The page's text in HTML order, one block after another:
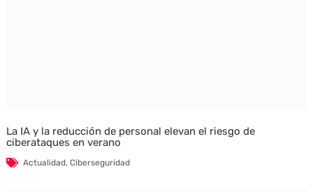
La IA y la reducción de personal elevan el riesgo de
ciberataques en verano
Actualidad, Ciberseguridad